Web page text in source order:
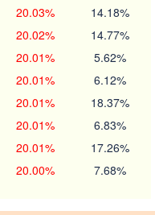
20.03% 14.18%
20.02% 14.77%
20.01% 5.62%
20.01% 6.12%
20.01% 18.37%
20.01% 6.83%
20.01% 17.26%
20.00% 7.68%